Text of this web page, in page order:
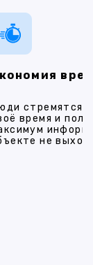
стремятся
время и
не